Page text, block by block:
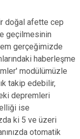
doğal afette cep
geçilmesinin
gerçeğimizde
haberleşme
modülümüzle
takip edebilir,
depremleri
ise
ki 5 ve üzeri
otomatik